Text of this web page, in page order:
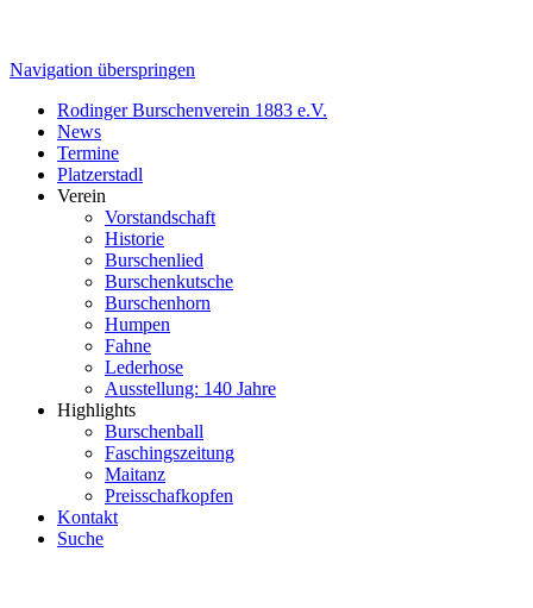
Navigation überspringen
Rodinger Burschenverein 1883 e.V.
News
Termine
Platzerstadl
Verein
Vorstandschaft
Historie
Burschenlied
Burschenkutsche
Burschenhorn
Humpen
Fahne
Lederhose
Ausstellung: 140 Jahre
Highlights
Burschenball
Faschingszeitung
Maitanz
Preisschafkopfen
Kontakt
Suche